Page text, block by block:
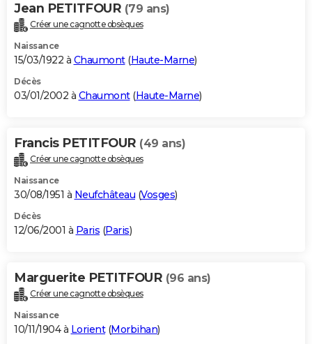
Jean PETITFOUR (79 ans)
Créer une cagnotte obsèques
Naissance
15/03/1922 à Chaumont(Haute-Marne)
Décès
03/01/2002 à Chaumont(Haute-Marne)
Francis PETITFOUR (49 ans)
Créer une cagnotte obsèques
Naissance
30/08/1951 à Neufchâteau (Vosges)
Décès
12/06/2001 à Paris (Paris)
Marguerite PETITFOUR (96 ans)
Créer une cagnotte obsèques
Naissance
10/11/1904 à Lorient(Morbihan)